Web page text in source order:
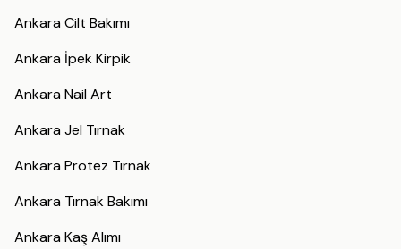
Ankara Cilt Bakımı
Ankara İpek Kirpik
Ankara Nail Art
Ankara Jel Tırnak
Ankara Protez Tırnak
Ankara Tırnak Bakımı
Ankara Kaş Alımı